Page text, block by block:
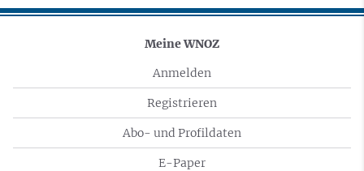
Meine WNOZ
Anmelden
Registrieren
Abo- und Profildaten
E-Paper